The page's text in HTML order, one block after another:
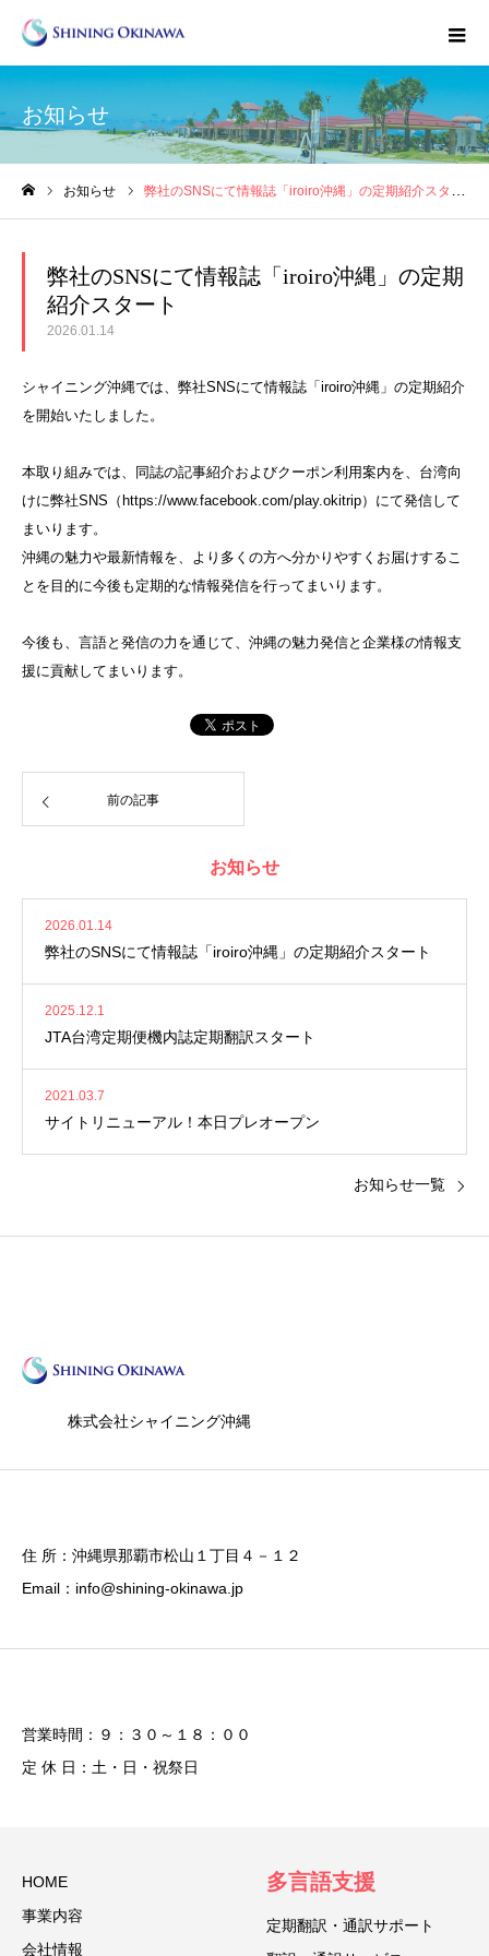
お知らせ
お知らせ 弊社のSNSにて情報誌「iroiro沖縄」の定期紹介スタート
弊社のSNSにて情報誌「iroiro沖縄」の定期
紹介スタート
2026.01.14
シャイニング沖縄では、弊社SNSにて情報誌「iroiro沖縄」の定期紹介
を開始いたしました。
本取り組みでは、同誌の記事紹介およびクーポン利用案内を、台湾向
けに弊社SNS（https://www.facebook.com/play.okitrip）にて発信して
まいります。
沖縄の魅力や最新情報を、より多くの方へ分かりやすくお届けするこ
とを目的に今後も定期的な情報発信を行ってまいります。
今後も、言語と発信の力を通じて、沖縄の魅力発信と企業様の情報支
援に貢献してまいります。
前の記事
お知らせ
2026.01.14
弊社のSNSにて情報誌「iroiro沖縄」の定期紹介スタート
2025.12.1
JTA台湾定期便機内誌定期翻訳スタート
2021.03.7
サイトリニューアル！本日プレオープン
お知らせ一覧
株式会社シャイニング沖縄
住 所：沖縄県那覇市松山１丁目４－１２
Email：info@shining-okinawa.jp
営業時間：９：３０～１８：００
定 休 日：土・日・祝祭日
HOME
事業内容
会社情報
多言語支援
定期翻訳・通訳サポート